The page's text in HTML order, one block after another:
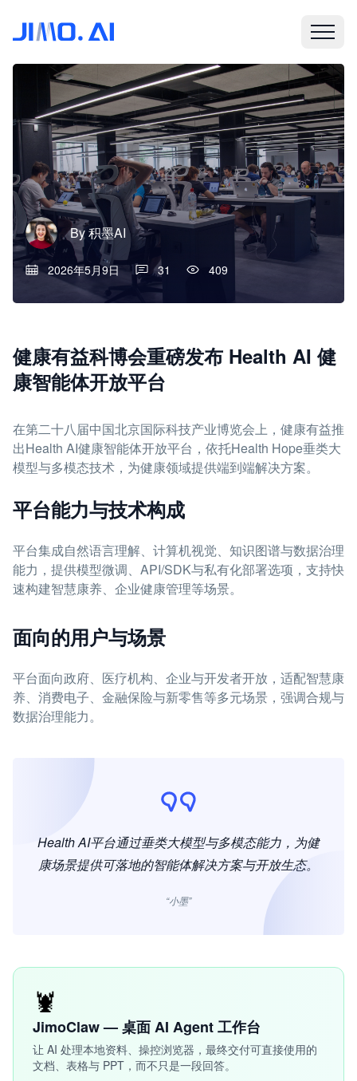
By积墨AI
2026年5月9日 31 409
健康有益科博会重磅发布 Health AI 健
康智能体开放平台
在第二十八届中国北京国际科技产业博览会上，健康有益推
出Health AI健康智能体开放平台，依托Health Hope垂类大
模型与多模态技术，为健康领域提供端到端解决方案。
平台能力与技术构成
平台集成自然语言理解、计算机视觉、知识图谱与数据治理
能力，提供模型微调、API/SDK与私有化部署选项，支持快
速构建智慧康养、企业健康管理等场景。
面向的用户与场景
平台面向政府、医疗机构、企业与开发者开放，适配智慧康
养、消费电子、金融保险与新零售等多元场景，强调合规与
数据治理能力。
Health AI平台通过垂类大模型与多模态能力，为健
康场景提供可落地的智能体解决方案与开放生态。
“小墨”
🦞
JimoClaw — 桌面 AI Agent 工作台
让 AI 处理本地资料、操控浏览器，最终交付可直接使用的
文档、表格与 PPT，而不只是一段回答。